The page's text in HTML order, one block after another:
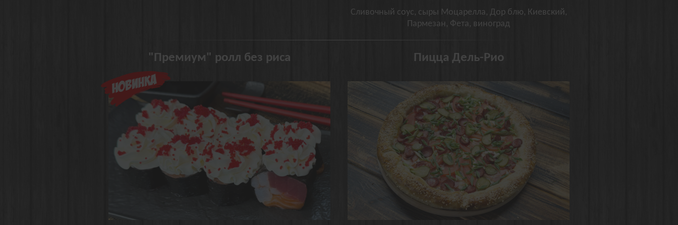
Сливочный соус, сыры Моцарелла, Дор блю, Киевский,
Пармезан, Фета, виноград
"Премиум" ролл без риса Пицца Дель-Рио